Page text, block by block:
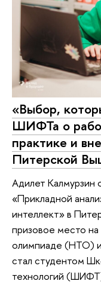
«Выбор,
ШИФТа о
практике и
Питерской
Адилет Калмурзин
«Прикладной
интеллект» в
призовое место
олимпиаде (НТО) и
стал студентом
технологий